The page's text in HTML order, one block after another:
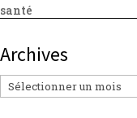
santé
Archives
Archives